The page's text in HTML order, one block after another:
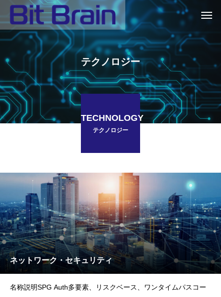
テクノロジー
TECHNOLOGY
テクノロジー
ネットワーク・セキュリティ
名称説明SPG Auth多要素、リスクベース、ワンタイムパスコー